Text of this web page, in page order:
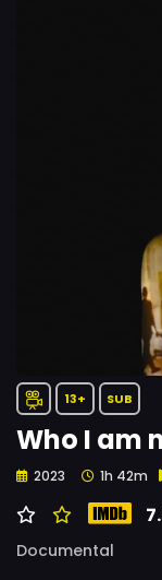
13+ SUB
Who I am
2023 1h 42m
Documental